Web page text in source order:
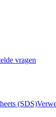
vragen
(SDS)